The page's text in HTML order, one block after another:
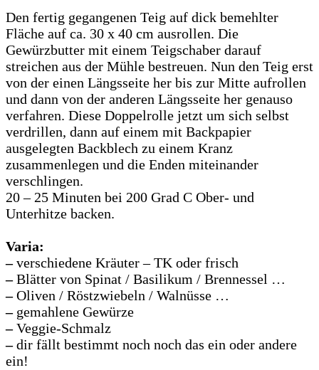
Den fertig gegangenen Teig auf dick bemehlter
Fläche auf ca. 30 x 40 cm ausrollen. Die
Gewürzbutter mit einem Teigschaber darauf
streichen aus der Mühle bestreuen. Nun den Teig erst
von der einen Längsseite her bis zur Mitte aufrollen
und dann von der anderen Längsseite her genauso
verfahren. Diese Doppelrolle jetzt um sich selbst
verdrillen, dann auf einem mit Backpapier
ausgelegten Backblech zu einem Kranz
zusammenlegen und die Enden miteinander
verschlingen.
20 – 25 Minuten bei 200 Grad C Ober- und
Unterhitze backen.
Varia:
–verschiedene Kräuter – TK oder frisch
–Blätter von Spinat / Basilikum / Brennessel …
–Oliven / Röstzwiebeln / Walnüsse …
–gemahlene Gewürze
–Veggie-Schmalz
–dir fällt bestimmt noch noch das ein oder andere
ein!